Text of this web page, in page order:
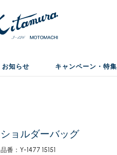
お知らせ キャンペーン・特集
ショルダーバッグ
品番：Y-1477 15151